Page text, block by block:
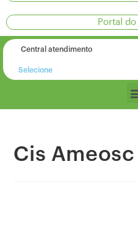
Portal
Selecione
Cis Ameosc